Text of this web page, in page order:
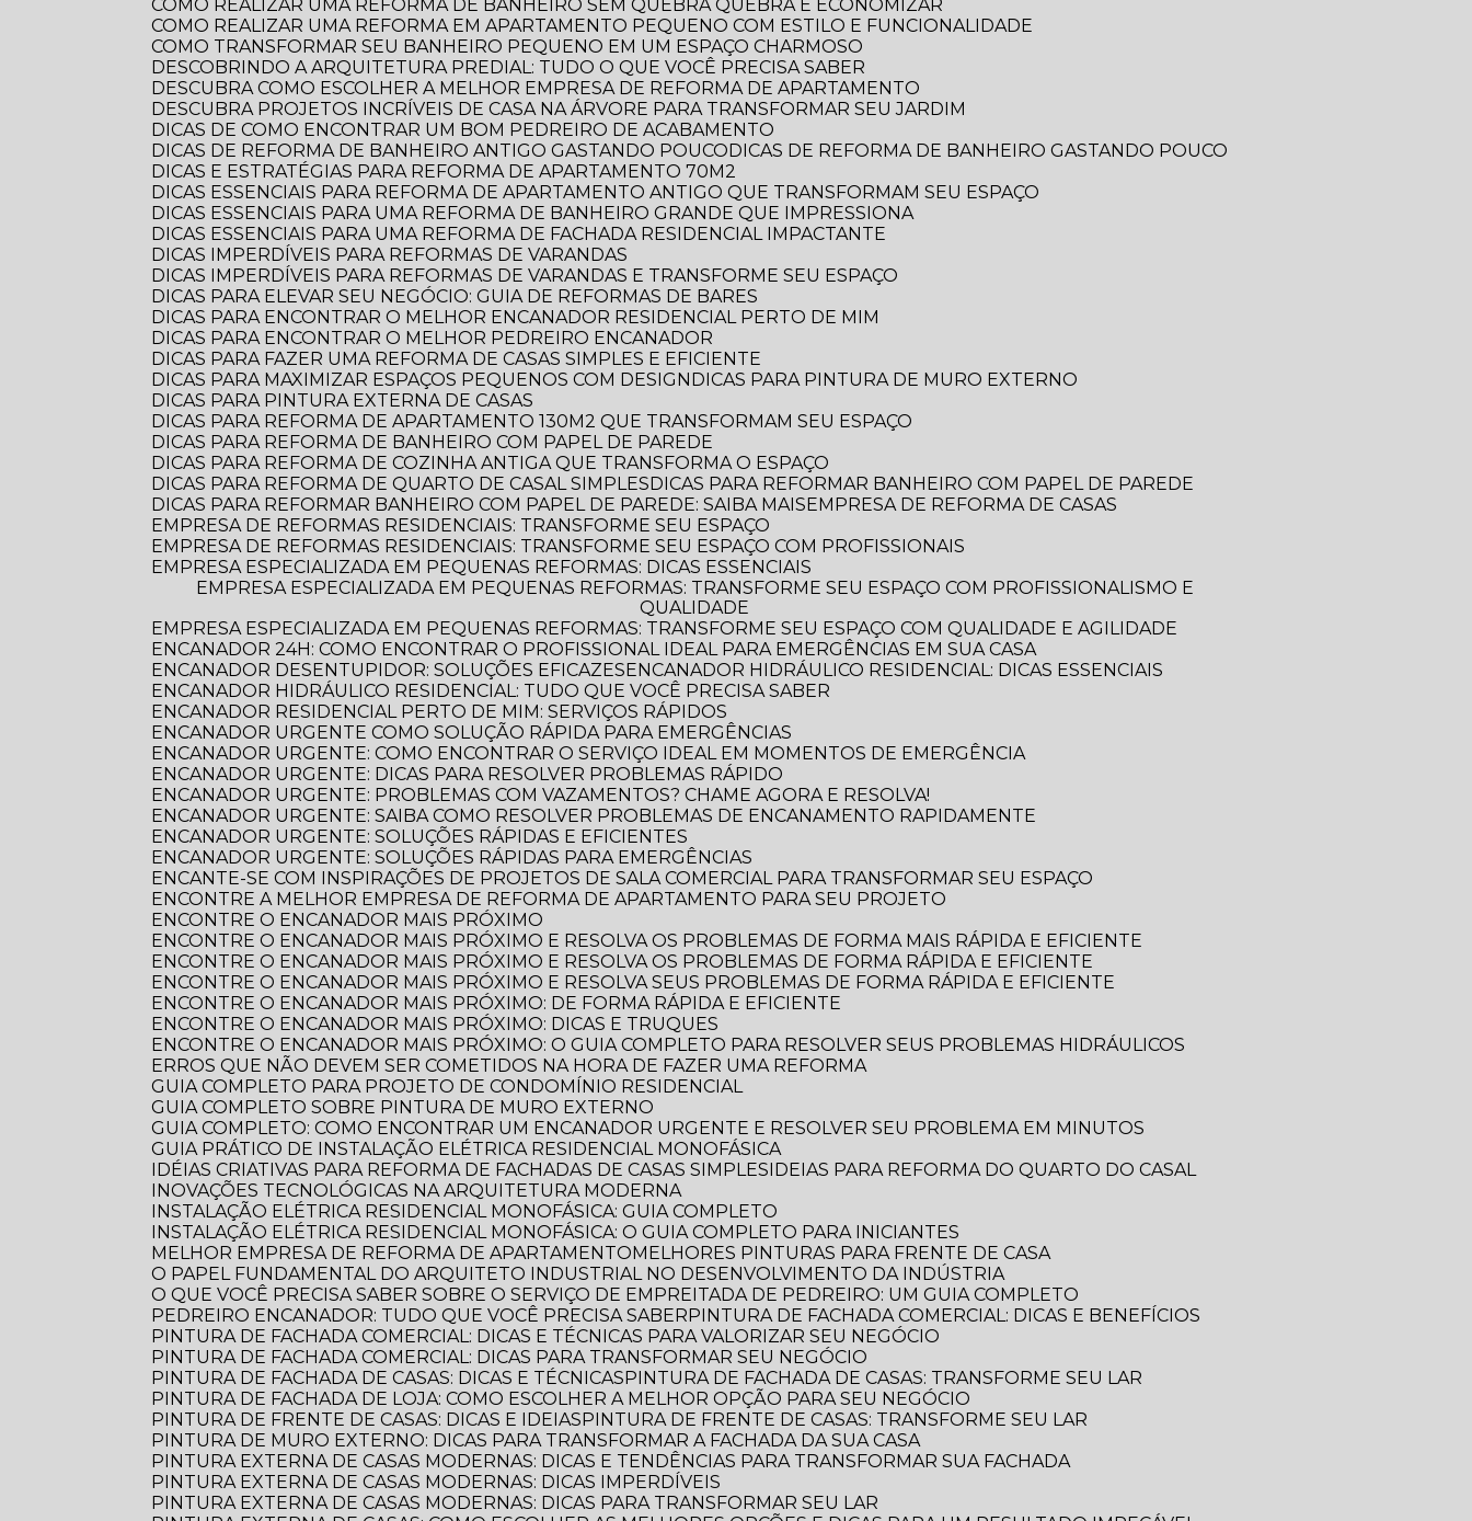
COMO REALIZAR UMA REFORMA DE BANHEIRO SEM QUEBRA QUEBRA E ECONOMIZAR
COMO REALIZAR UMA REFORMA EM APARTAMENTO PEQUENO COM ESTILO E FUNCIONALIDADE
COMO TRANSFORMAR SEU BANHEIRO PEQUENO EM UM ESPAÇO CHARMOSO
DESCOBRINDO A ARQUITETURA PREDIAL: TUDO O QUE VOCÊ PRECISA SABER
DESCUBRA COMO ESCOLHER A MELHOR EMPRESA DE REFORMA DE APARTAMENTO
DESCUBRA PROJETOS INCRÍVEIS DE CASA NA ÁRVORE PARA TRANSFORMAR SEU JARDIM
DICAS DE COMO ENCONTRAR UM BOM PEDREIRO DE ACABAMENTO
DICAS DE REFORMA DE BANHEIRO ANTIGO GASTANDO POUCO
DICAS DE REFORMA DE BANHEIRO GASTANDO POUCO
DICAS E ESTRATÉGIAS PARA REFORMA DE APARTAMENTO 70M2
DICAS ESSENCIAIS PARA REFORMA DE APARTAMENTO ANTIGO QUE TRANSFORMAM SEU ESPAÇO
DICAS ESSENCIAIS PARA UMA REFORMA DE BANHEIRO GRANDE QUE IMPRESSIONA
DICAS ESSENCIAIS PARA UMA REFORMA DE FACHADA RESIDENCIAL IMPACTANTE
DICAS IMPERDÍVEIS PARA REFORMAS DE VARANDAS
DICAS IMPERDÍVEIS PARA REFORMAS DE VARANDAS E TRANSFORME SEU ESPAÇO
DICAS PARA ELEVAR SEU NEGÓCIO: GUIA DE REFORMAS DE BARES
DICAS PARA ENCONTRAR O MELHOR ENCANADOR RESIDENCIAL PERTO DE MIM
DICAS PARA ENCONTRAR O MELHOR PEDREIRO ENCANADOR
DICAS PARA FAZER UMA REFORMA DE CASAS SIMPLES E EFICIENTE
DICAS PARA MAXIMIZAR ESPAÇOS PEQUENOS COM DESIGN
DICAS PARA PINTURA DE MURO EXTERNO
DICAS PARA PINTURA EXTERNA DE CASAS
DICAS PARA REFORMA DE APARTAMENTO 130M2 QUE TRANSFORMAM SEU ESPAÇO
DICAS PARA REFORMA DE BANHEIRO COM PAPEL DE PAREDE
DICAS PARA REFORMA DE COZINHA ANTIGA QUE TRANSFORMA O ESPAÇO
DICAS PARA REFORMA DE QUARTO DE CASAL SIMPLES
DICAS PARA REFORMAR BANHEIRO COM PAPEL DE PAREDE
DICAS PARA REFORMAR BANHEIRO COM PAPEL DE PAREDE: SAIBA MAIS
EMPRESA DE REFORMA DE CASAS
EMPRESA DE REFORMAS RESIDENCIAIS: TRANSFORME SEU ESPAÇO
EMPRESA DE REFORMAS RESIDENCIAIS: TRANSFORME SEU ESPAÇO COM PROFISSIONAIS
EMPRESA ESPECIALIZADA EM PEQUENAS REFORMAS: DICAS ESSENCIAIS
EMPRESA ESPECIALIZADA EM PEQUENAS REFORMAS: TRANSFORME SEU ESPAÇO COM PROFISSIONALISMO E
QUALIDADE
EMPRESA ESPECIALIZADA EM PEQUENAS REFORMAS: TRANSFORME SEU ESPAÇO COM QUALIDADE E AGILIDADE
ENCANADOR 24H: COMO ENCONTRAR O PROFISSIONAL IDEAL PARA EMERGÊNCIAS EM SUA CASA
ENCANADOR DESENTUPIDOR: SOLUÇÕES EFICAZES
ENCANADOR HIDRÁULICO RESIDENCIAL: DICAS ESSENCIAIS
ENCANADOR HIDRÁULICO RESIDENCIAL: TUDO QUE VOCÊ PRECISA SABER
ENCANADOR RESIDENCIAL PERTO DE MIM: SERVIÇOS RÁPIDOS
ENCANADOR URGENTE COMO SOLUÇÃO RÁPIDA PARA EMERGÊNCIAS
ENCANADOR URGENTE: COMO ENCONTRAR O SERVIÇO IDEAL EM MOMENTOS DE EMERGÊNCIA
ENCANADOR URGENTE: DICAS PARA RESOLVER PROBLEMAS RÁPIDO
ENCANADOR URGENTE: PROBLEMAS COM VAZAMENTOS? CHAME AGORA E RESOLVA!
ENCANADOR URGENTE: SAIBA COMO RESOLVER PROBLEMAS DE ENCANAMENTO RAPIDAMENTE
ENCANADOR URGENTE: SOLUÇÕES RÁPIDAS E EFICIENTES
ENCANADOR URGENTE: SOLUÇÕES RÁPIDAS PARA EMERGÊNCIAS
ENCANTE-SE COM INSPIRAÇÕES DE PROJETOS DE SALA COMERCIAL PARA TRANSFORMAR SEU ESPAÇO
ENCONTRE A MELHOR EMPRESA DE REFORMA DE APARTAMENTO PARA SEU PROJETO
ENCONTRE O ENCANADOR MAIS PRÓXIMO
ENCONTRE O ENCANADOR MAIS PRÓXIMO E RESOLVA OS PROBLEMAS DE FORMA MAIS RÁPIDA E EFICIENTE
ENCONTRE O ENCANADOR MAIS PRÓXIMO E RESOLVA OS PROBLEMAS DE FORMA RÁPIDA E EFICIENTE
ENCONTRE O ENCANADOR MAIS PRÓXIMO E RESOLVA SEUS PROBLEMAS DE FORMA RÁPIDA E EFICIENTE
ENCONTRE O ENCANADOR MAIS PRÓXIMO: DE FORMA RÁPIDA E EFICIENTE
ENCONTRE O ENCANADOR MAIS PRÓXIMO: DICAS E TRUQUES
ENCONTRE O ENCANADOR MAIS PRÓXIMO: O GUIA COMPLETO PARA RESOLVER SEUS PROBLEMAS HIDRÁULICOS
ERROS QUE NÃO DEVEM SER COMETIDOS NA HORA DE FAZER UMA REFORMA
GUIA COMPLETO PARA PROJETO DE CONDOMÍNIO RESIDENCIAL
GUIA COMPLETO SOBRE PINTURA DE MURO EXTERNO
GUIA COMPLETO: COMO ENCONTRAR UM ENCANADOR URGENTE E RESOLVER SEU PROBLEMA EM MINUTOS
GUIA PRÁTICO DE INSTALAÇÃO ELÉTRICA RESIDENCIAL MONOFÁSICA
IDÉIAS CRIATIVAS PARA REFORMA DE FACHADAS DE CASAS SIMPLES IDEIAS PARA REFORMA DO QUARTO DO CASAL
INOVAÇÕES TECNOLÓGICAS NA ARQUITETURA MODERNA
INSTALAÇÃO ELÉTRICA RESIDENCIAL MONOFÁSICA: GUIA COMPLETO
INSTALAÇÃO ELÉTRICA RESIDENCIAL MONOFÁSICA: O GUIA COMPLETO PARA INICIANTES
MELHOR EMPRESA DE REFORMA DE APARTAMENTO
MELHORES PINTURAS PARA FRENTE DE CASA
O PAPEL FUNDAMENTAL DO ARQUITETO INDUSTRIAL NO DESENVOLVIMENTO DA INDÚSTRIA
O QUE VOCÊ PRECISA SABER SOBRE O SERVIÇO DE EMPREITADA DE PEDREIRO: UM GUIA COMPLETO
PEDREIRO ENCANADOR: TUDO QUE VOCÊ PRECISA SABER
PINTURA DE FACHADA COMERCIAL: DICAS E BENEFÍCIOS
PINTURA DE FACHADA COMERCIAL: DICAS E TÉCNICAS PARA VALORIZAR SEU NEGÓCIO
PINTURA DE FACHADA COMERCIAL: DICAS PARA TRANSFORMAR SEU NEGÓCIO
PINTURA DE FACHADA DE CASAS: DICAS E TÉCNICAS
PINTURA DE FACHADA DE CASAS: TRANSFORME SEU LAR
PINTURA DE FACHADA DE LOJA: COMO ESCOLHER A MELHOR OPÇÃO PARA SEU NEGÓCIO
PINTURA DE FRENTE DE CASAS: DICAS E IDEIAS
PINTURA DE FRENTE DE CASAS: TRANSFORME SEU LAR
PINTURA DE MURO EXTERNO: DICAS PARA TRANSFORMAR A FACHADA DA SUA CASA
PINTURA EXTERNA DE CASAS MODERNAS: DICAS E TENDÊNCIAS PARA TRANSFORMAR SUA FACHADA
PINTURA EXTERNA DE CASAS MODERNAS: DICAS IMPERDÍVEIS
PINTURA EXTERNA DE CASAS MODERNAS: DICAS PARA TRANSFORMAR SEU LAR